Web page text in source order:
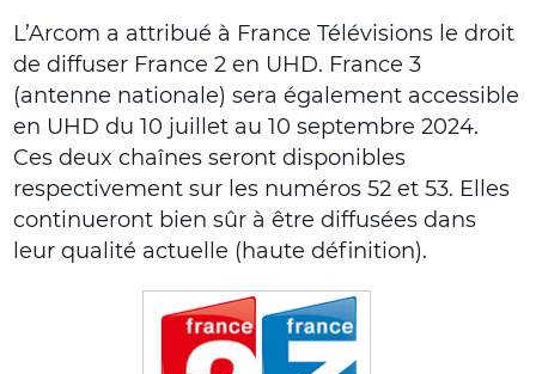
L’Arcom a attribué à France Télévisions le droit
de diffuser France 2 en UHD. France 3
(antenne nationale) sera également accessible
en UHD du 10 juillet au 10 septembre 2024.
Ces deux chaînes seront disponibles
respectivement sur les numéros 52 et 53. Elles
continueront bien sûr à être diffusées dans
leur qualité actuelle (haute définition).